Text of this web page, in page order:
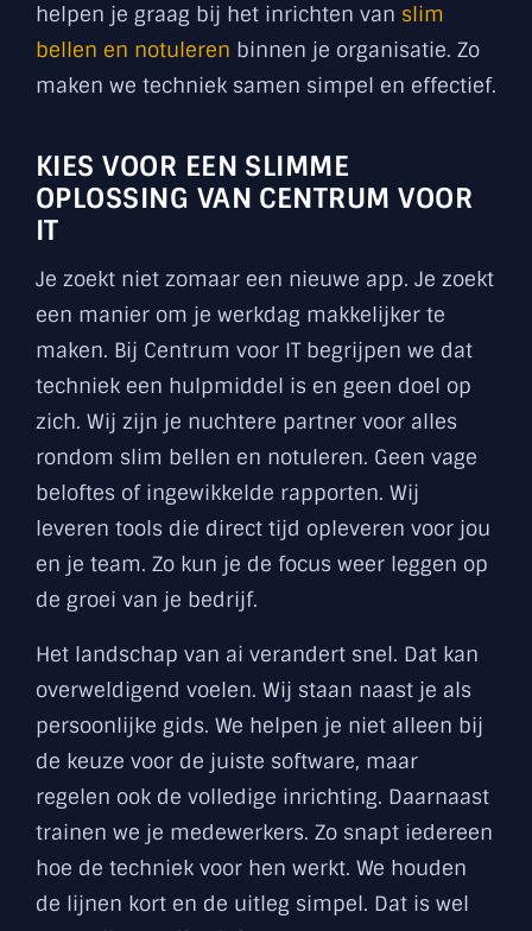
helpen je graag bij het inrichten van slim
bellen en notuleren binnen je organisatie. Zo
maken we techniek samen simpel en effectief.
KIES VOOR EEN SLIMME
OPLOSSING VAN CENTRUM VOOR
IT
Je zoekt niet zomaar een nieuwe app. Je zoekt
een manier om je werkdag makkelijker te
maken. Bij Centrum voor IT begrijpen we dat
techniek een hulpmiddel is en geen doel op
zich. Wij zijn je nuchtere partner voor alles
rondom slim bellen en notuleren. Geen vage
beloftes of ingewikkelde rapporten. Wij
leveren tools die direct tijd opleveren voor jou
en je team. Zo kun je de focus weer leggen op
de groei van je bedrijf.
Het landschap van ai verandert snel. Dat kan
overweldigend voelen. Wij staan naast je als
persoonlijke gids. We helpen je niet alleen bij
de keuze voor de juiste software, maar
regelen ook de volledige inrichting. Daarnaast
trainen we je medewerkers. Zo snapt iedereen
hoe de techniek voor hen werkt. We houden
de lijnen kort en de uitleg simpel. Dat is wel